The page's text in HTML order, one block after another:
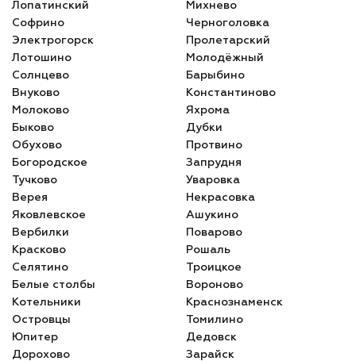
Лопатинский
Михнево
Софрино
Черноголовка
Электрогорск
Пролетарский
Лотошино
Молодёжный
Солнцево
Барыбино
Внуково
Константиново
Молоково
Яхрома
Быково
Дубки
Обухово
Протвино
Богородское
Запрудня
Тучково
Уваровка
Верея
Некрасовка
Яковлевское
Ашукино
Вербилки
Поварово
Красково
Рошаль
Селятино
Троицкое
Белые столбы
Вороново
Котельники
Краснознаменск
Островцы
Томилино
Юпитер
Дедовск
Дорохово
Зарайск